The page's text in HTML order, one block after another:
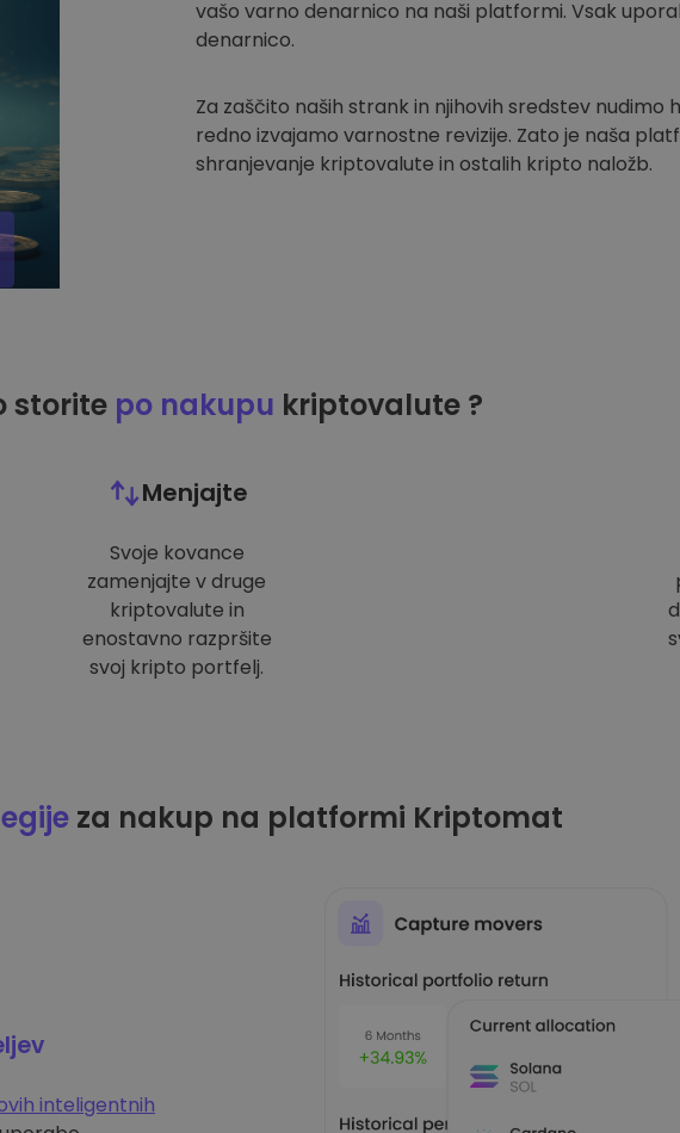
vašo varno denarnico na naši platformi. Vsak
denarnico.
Za zaščito naših strank in njihovih sredstev nudimo
redno izvajamo varnostne revizije. Zato je naša
shranjevanje kriptovalute in ostalih kripto naložb.
storite po nakupu kriptovalute ?
Menjajte
Svoje kovance
zamenjajte v druge
kriptovalute in
enostavno razpršite
svoj kripto portfelj.
za nakup na platformi Kriptomat
inteligentnih